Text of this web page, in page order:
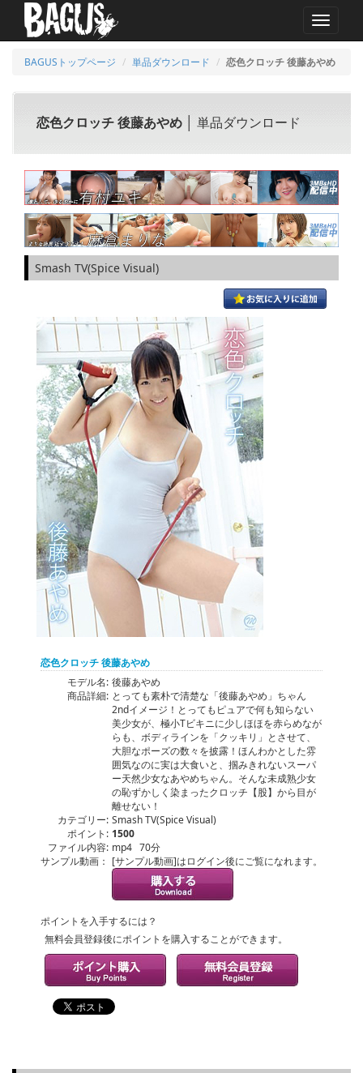
MENU
BAGUSトップページ 単品ダウンロード 恋色クロッチ 後藤あやめ
恋色クロッチ 後藤あやめ │ 単品ダウンロード
Smash TV(Spice Visual)
恋色クロッチ 後藤あやめ
モデル名: 後藤あやめ
商品詳細: とっても素朴で清楚な「後藤あやめ」ちゃん
2ndイメージ！とってもピュアで何も知らない
美少女が、極小Tビキニに少しほほを赤らめなが
らも、ボディラインを「クッキリ」とさせて、
大胆なポーズの数々を披露！ほんわかとした雰
囲気なのに実は大食いと、掴みきれないスーパ
ー天然少女なあやめちゃん。そんな未成熟少女
の恥ずかしく染まったクロッチ【股】から目が
離せない！
カテゴリー: Smash TV(Spice Visual)
ポイント: 1500
ファイル内容: mp4 70分
サンプル動画： [サンプル動画]はログイン後にご覧になれます。
ポイントを入手するには？
無料会員登録後にポイントを購入することができます。